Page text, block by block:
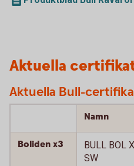
Aktuella
Aktuella Bull-
Namn
Boliden x3
BULL BOL
SW